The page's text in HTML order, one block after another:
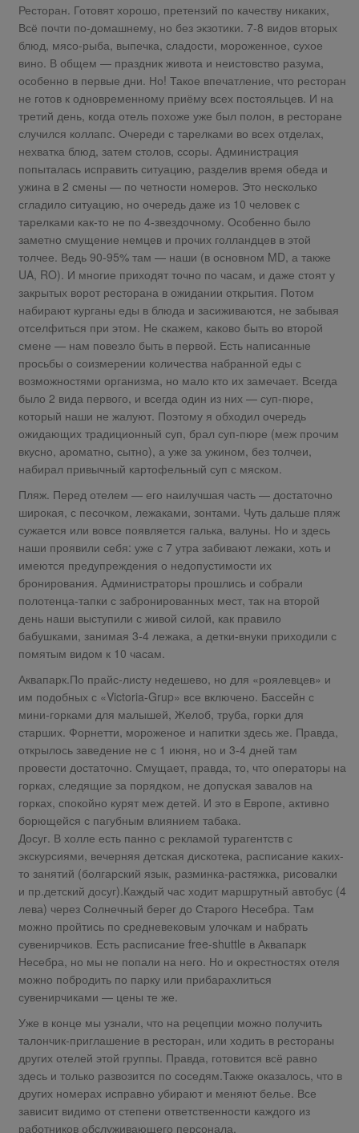
Ресторан. Готовят хорошо, претензий по качеству никаких,
Всё почти по-домашнему, но без экзотики. 7-8 видов вторых
блюд, мясо-рыба, выпечка, сладости, мороженное, сухое
вино. В общем — праздник живота и неистовство разума,
особенно в первые дни. Но! Такое впечатление, что ресторан
не готов к одновременному приёму всех постояльцев. И на
третий день, когда отель похоже уже был полон, в ресторане
случился коллапс. Очереди с тарелками во всех отделах,
нехватка блюд, затем столов, ссоры. Администрация
попыталась исправить ситуацию, разделив время обеда и
ужина в 2 смены — по четности номеров. Это несколько
сгладило ситуацию, но очередь даже из 10 человек с
тарелками как-то не по 4-звездочному. Особенно было
заметно смущение немцев и прочих голландцев в этой
толчее. Ведь 90-95% там — наши (в основном MD, а также
UA, RO). И многие приходят точно по часам, и даже стоят у
закрытых ворот ресторана в ожидании открытия. Потом
набирают курганы еды в блюда и засиживаются, не забывая
отселфиться при этом. Не скажем, каково быть во второй
смене — нам повезло быть в первой. Есть написанные
просьбы о соизмерении количества набранной еды с
возможностями организма, но мало кто их замечает. Всегда
было 2 вида первого, и всегда один из них — суп-пюре,
который наши не жалуют. Поэтому я обходил очередь
ожидающих традиционный суп, брал суп-пюре (меж прочим
вкусно, ароматно, сытно), а уже за ужином, без толчеи,
набирал привычный картофельный суп с мяском.
Пляж. Перед отелем — его наилучшая часть — достаточно
широкая, с песочком, лежаками, зонтами. Чуть дальше пляж
сужается или вовсе появляется галька, валуны. Но и здесь
наши проявили себя: уже с 7 утра забивают лежаки, хоть и
имеются предупреждения о недопустимости их
бронирования. Администраторы прошлись и собрали
полотенца-тапки с забронированных мест, так на второй
день наши выступили с живой силой, как правило
бабушками, занимая 3-4 лежака, а детки-внуки приходили с
помятым видом к 10 часам.
Аквапарк.По прайс-листу недешево, но для «роялевцев» и
им подобных с «Victoria-Grup» все включено. Бассейн с
мини-горками для малышей, Желоб, труба, горки для
старших. Форнетти, мороженое и напитки здесь же. Правда,
открылось заведение не с 1 июня, но и 3-4 дней там
провести достаточно. Смущает, правда, то, что операторы на
горках, следящие за порядком, не допуская завалов на
горках, спокойно курят меж детей. И это в Европе, активно
борющейся с пагубным влиянием табака.
Досуг. В холле есть панно с рекламой турагентств с
экскурсиями, вечерняя детская дискотека, расписание каких-
то занятий (болгарский язык, разминка-растяжка, рисовалки
и пр.детский досуг).Каждый час ходит маршрутный автобус (4
лева) через Солнечный берег до Старого Несебра. Там
можно пройтись по средневековым улочкам и набрать
сувенирчиков. Есть расписание free-shuttle в Аквапарк
Несебра, но мы не попали на него. Но и окрестностях отеля
можно побродить по парку или прибарахлиться
сувенирчиками — цены те же.
Уже в конце мы узнали, что на рецепции можно получить
талончик-приглашение в ресторан, или ходить в рестораны
других отелей этой группы. Правда, готовится всё равно
здесь и только развозится по соседям.Также оказалось, что в
других номерах исправно убирают и меняют белье. Все
зависит видимо от степени ответственности каждого из
работников обслуживающего персонала.